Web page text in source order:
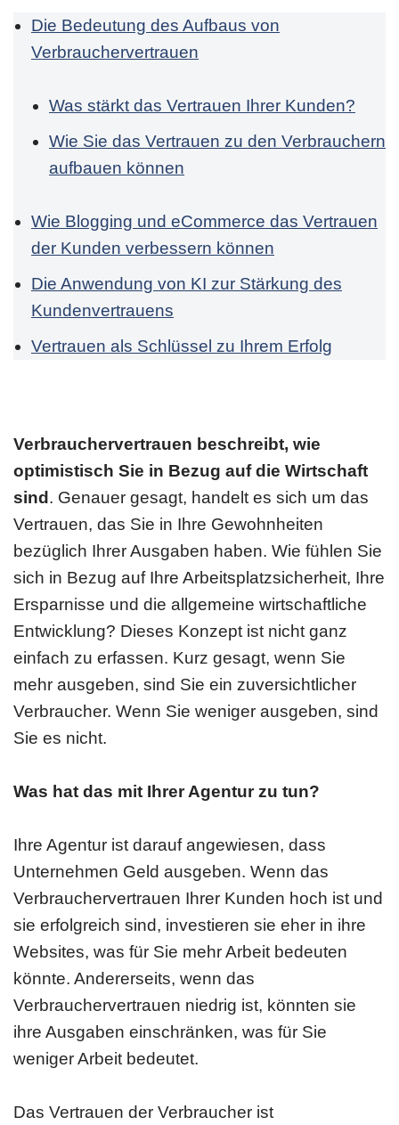
Die Bedeutung des Aufbaus von
Verbrauchervertrauen
Was stärkt das Vertrauen Ihrer Kunden?
Wie Sie das Vertrauen zu den Verbrauchern
aufbauen können
Wie Blogging und eCommerce das Vertrauen
der Kunden verbessern können
Die Anwendung von KI zur Stärkung des
Kundenvertrauens
Vertrauen als Schlüssel zu Ihrem Erfolg
Verbrauchervertrauen beschreibt, wie
optimistisch Sie in Bezug auf die Wirtschaft
sind . Genauer gesagt, handelt es sich um das
Vertrauen, das Sie in Ihre Gewohnheiten
bezüglich Ihrer Ausgaben haben. Wie fühlen Sie
sich in Bezug auf Ihre Arbeitsplatzsicherheit, Ihre
Ersparnisse und die allgemeine wirtschaftliche
Entwicklung? Dieses Konzept ist nicht ganz
einfach zu erfassen. Kurz gesagt, wenn Sie
mehr ausgeben, sind Sie ein zuversichtlicher
Verbraucher. Wenn Sie weniger ausgeben, sind
Sie es nicht.
Was hat das mit Ihrer Agentur zu tun?
Ihre Agentur ist darauf angewiesen, dass
Unternehmen Geld ausgeben. Wenn das
Verbrauchervertrauen Ihrer Kunden hoch ist und
sie erfolgreich sind, investieren sie eher in ihre
Websites, was für Sie mehr Arbeit bedeuten
könnte. Andererseits, wenn das
Verbrauchervertrauen niedrig ist, könnten sie
ihre Ausgaben einschränken, was für Sie
weniger Arbeit bedeutet.
Das Vertrauen der Verbraucher ist